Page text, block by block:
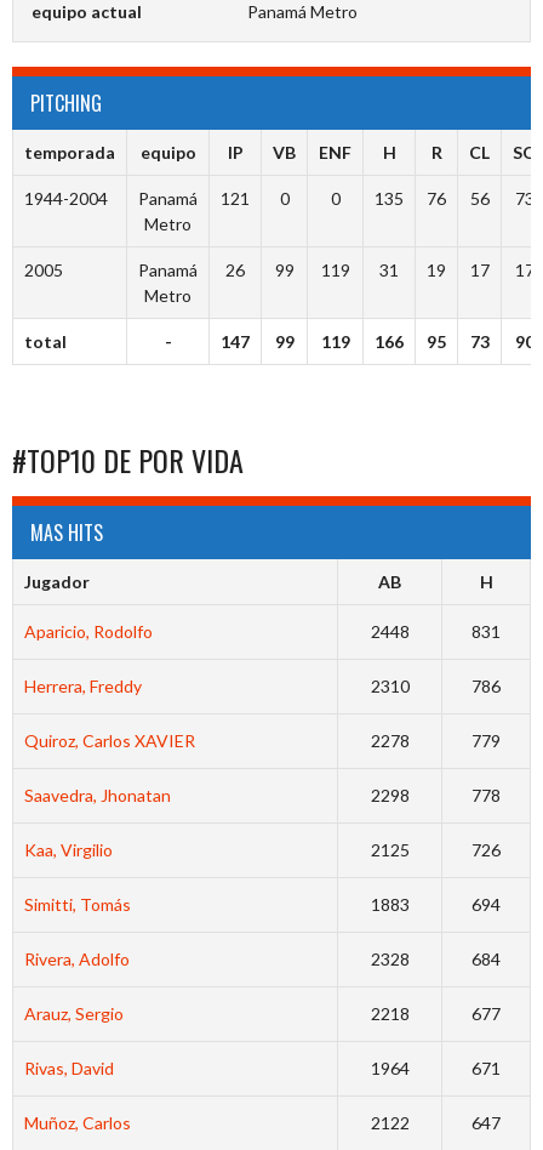
equipo actual Panamá Metro
PITCHING
temporada equipo IP VB ENF H R CL SO
1944-2004
Panamá
Metro
121 0 0 135 76 56 73
2005
Panamá
Metro
26 99 119 31 19 17 17
total - 147 99 119 166 95 73 90
#TOP10 DE POR VIDA
MAS HITS
Jugador AB H
Aparicio, Rodolfo 2448 831
Herrera, Freddy 2310 786
Quiroz, Carlos XAVIER 2278 779
Saavedra, Jhonatan 2298 778
Kaa, Virgilio 2125 726
Simitti, Tomás 1883 694
Rivera, Adolfo 2328 684
Arauz, Sergio 2218 677
Rivas, David 1964 671
Muñoz, Carlos 2122 647